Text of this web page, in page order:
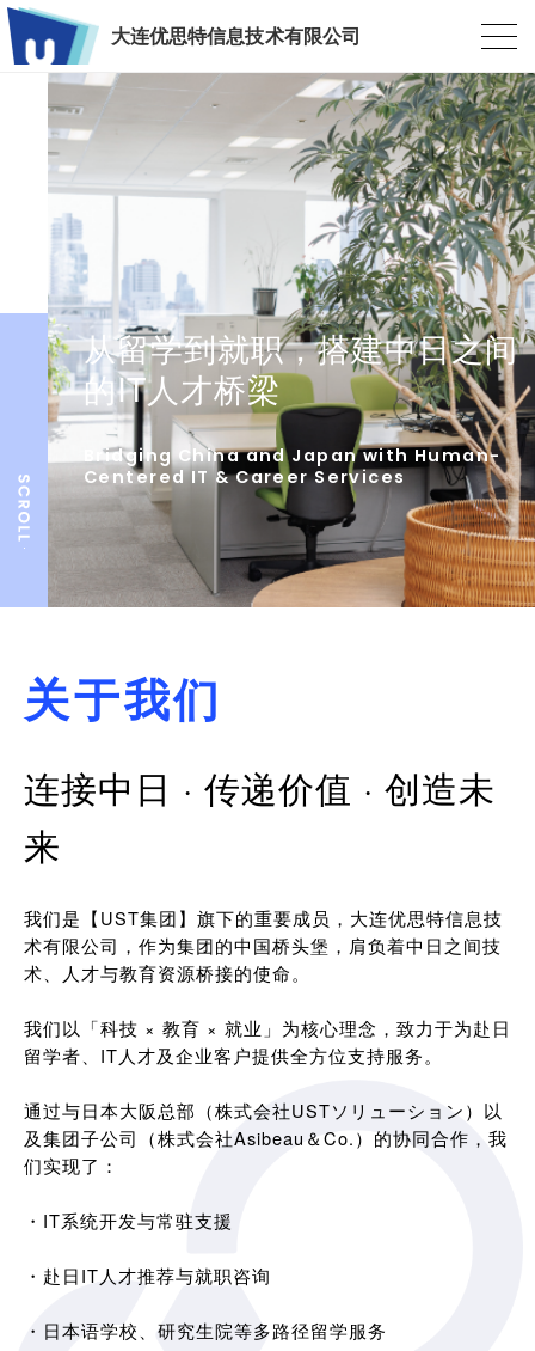
大连优思特信息技术有限公司
从留学到就职，搭建中日之间
的IT人才桥梁
Bridging China and Japan with Human-
Centered IT & Career Services
关于我们
连接中日 · 传递价值 · 创造未
来
我们是【UST集团】旗下的重要成员，大连优思特信息技
术有限公司，作为集团的中国桥头堡，肩负着中日之间技
术、人才与教育资源桥接的使命。
我们以「科技 × 教育 × 就业」为核心理念，致力于为赴日
留学者、IT人才及企业客户提供全方位支持服务。
通过与日本大阪总部（株式会社USTソリューション）以
及集团子公司（株式会社Asibeau＆Co.）的协同合作，我
们实现了：
・IT系统开发与常驻支援
・赴日IT人才推荐与就职咨询
・日本语学校、研究生院等多路径留学服务